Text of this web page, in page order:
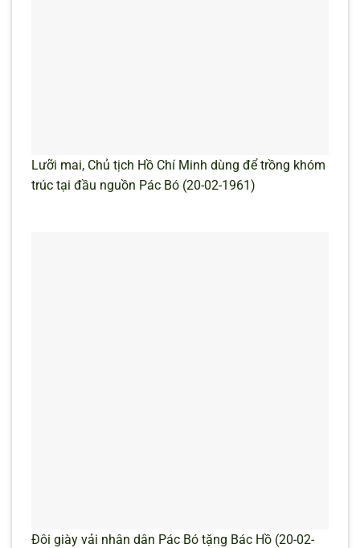
Lưỡi mai, Chủ tịch Hồ Chí Minh dùng để trồng khóm
trúc tại đầu nguồn Pác Bó (20-02-1961)
Đôi giày vải nhân dân Pác Bó tặng Bác Hồ (20-02-